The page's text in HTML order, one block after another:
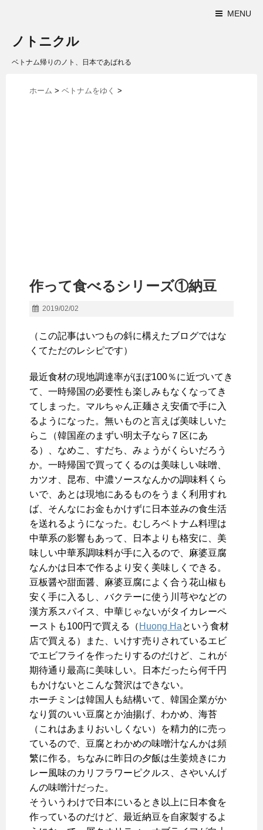
MENU
ノトニクル
ベトナム帰りのノト、日本であばれる
ホーム > ベトナムをゆく >
作って食べるシリーズ①納豆
2019/02/02
（この記事はいつもの斜に構えたブログではな
くてただのレシピです）
最近食材の現地調達率がほぼ100％に近づいてき
て、一時帰国の必要性も楽しみもなくなってき
てしまった。マルちゃん正麺さえ安価で手に入
るようになった。無いものと言えば美味しいた
らこ（韓国産のまずい明太子なら７区にあ
る）、なめこ、すだち、みょうがくらいだろう
か。一時帰国で買ってくるのは美味しい味噌、
カツオ、昆布、中濃ソースなんかの調味料くら
いで、あとは現地にあるものをうまく利用すれ
ば、そんなにお金もかけずに日本並みの食生活
を送れるようになった。むしろベトナム料理は
中華系の影響もあって、日本よりも格安に、美
味しい中華系調味料が手に入るので、麻婆豆腐
なんかは日本で作るより安く美味しくできる。
豆板醤や甜面醤、麻婆豆腐によく合う花山椒も
安く手に入るし、バクテーに使う川芎やなどの
漢方系スパイス、中華じゃないがタイカレーペ
ーストも100円で買える（ Huong Haという食材
店で買える）また、いけす売りされているエビ
でエビフライを作ったりするのだけど、これが
期待通り最高に美味しい。日本だったら何千円
もかけないとこんな贅沢はできない。
ホーチミンは韓国人も結構いて、韓国企業がか
なり質のいい豆腐とか油揚げ、わかめ、海苔
（これはあまりおいしくない）を精力的に売っ
ているので、豆腐とわかめの味噌汁なんかは頻
繁に作る。ちなみに昨日の夕飯は生姜焼きにカ
レー風味のカリフラワーピクルス、さやいんげ
んの味噌汁だった。
そういうわけで日本にいるとき以上に日本食を
作っているのだけど、最近納豆を自家製するよ